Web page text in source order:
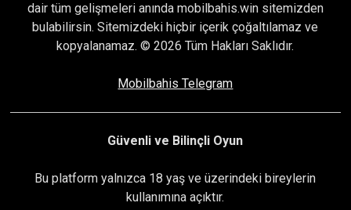
dair tüm gelişmeleri anında mobilbahis.win sitemizden
bulabilirsin. Sitemizdeki hiçbir içerik çoğaltılamaz ve
kopyalanamaz. © 2026 Tüm Hakları Saklıdır.
Mobilbahis Telegram
Güvenli ve Bilinçli Oyun
Bu platform yalnızca 18 yaş ve üzerindeki bireylerin
kullanımına açıktır.